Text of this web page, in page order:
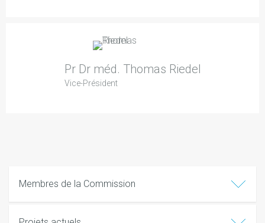
Pr Dr méd. Thomas Riedel
Vice-Président
Membres de la Commission